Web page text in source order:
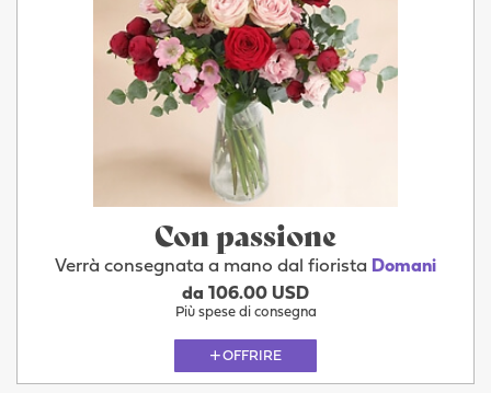
Con passione
Verrà consegnata a mano dal fiorista Domani
da 106.00 USD
Più spese di consegna
OFFRIRE